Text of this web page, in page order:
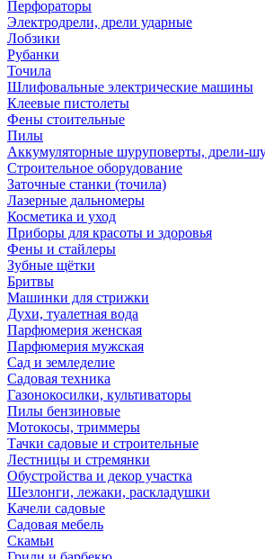
Перфораторы
Электродрели, дрели ударные
Лобзики
Рубанки
Точила
Шлифовальные электрические машины
Клеевые пистолеты
Фены стоительные
Пилы
Аккумуляторные шуруповерты, дрели-
Строительное оборудование
Заточные станки (точила)
Лазерные дальномеры
Косметика и уход
Приборы для красоты и здоровья
Фены и стайлеры
Зубные щётки
Бритвы
Машинки для стрижки
Духи, туалетная вода
Парфюмерия женская
Парфюмерия мужская
Сад и земледелие
Садовая техника
Газонокосилки, культиваторы
Пилы бензиновые
Мотокосы, триммеры
Тачки садовые и строительные
Лестницы и стремянки
Обустройства и декор участка
Шезлонги, лежаки, раскладушки
Качели садовые
Садовая мебель
Скамьи